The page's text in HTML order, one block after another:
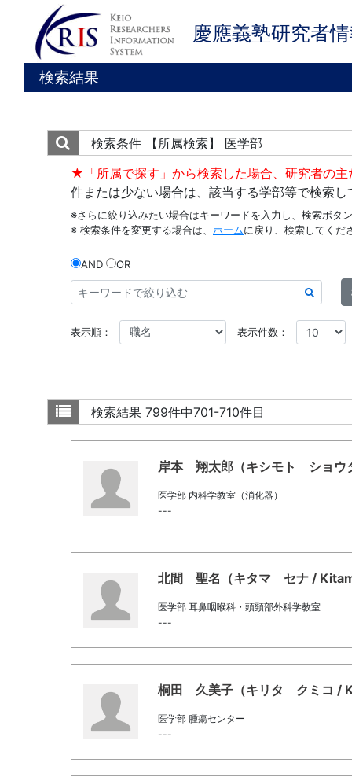
慶應義塾研究者
検索結果
検索条件
【所属検索】 医学部
★「所属で探す」から検索した場合、研究者の
件または少ない場合は、該当する学部等で検索し
※さらに絞り込みたい場合はキーワードを入力し、検索ボタ
※ 検索条件を変更する場合は、 ホームに戻り、検索してくだ
AND OR
表示順： 表示件数：
検索結果 799件中701-710件目
岸本 翔太郎（キシモト ショウ
医学部 内科学教室（消化器）
---
北間 聖名（キタマ セナ /
医学部 耳鼻咽喉科・頭頸部外科学教室
---
桐田 久美子（キリタ クミコ /
医学部 腫瘍センター
---